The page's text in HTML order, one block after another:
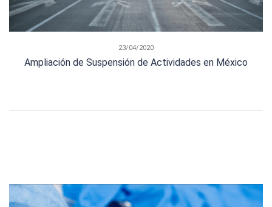
23/04/2020
Ampliación de Suspensión de Actividades en México